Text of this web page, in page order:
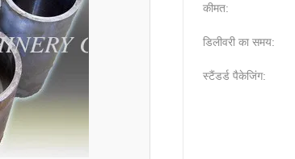
कीमत:
डिलीवरी का समय:
स्टैंडर्ड पैकेजिंग: